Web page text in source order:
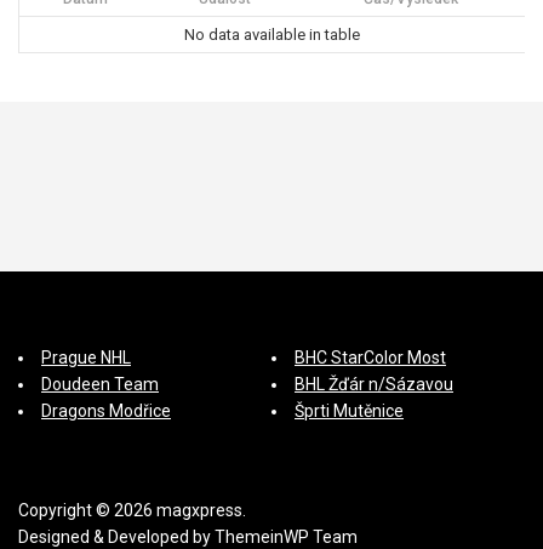
No data available in table
BHC StarColor Most
BHL Žďár n/Sázavou
Šprti Mutěnice
Prague NHL
Doudeen Team
Dragons Modřice
Copyright © 2026 magxpress.
Designed & Developed byThemeinWP Team